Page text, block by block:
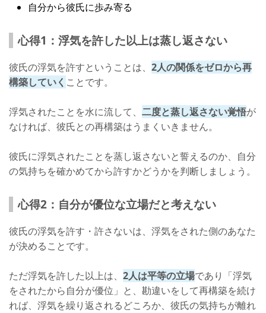
自分から彼氏に歩み寄る
心得1：浮気を許した以上は蒸し返さない
彼氏の浮気を許すということは、 2人の関係をゼロから再
構築していく ことです。
浮気されたことを水に流して、 二度と蒸し返さない覚悟が
なければ、彼氏との再構築はうまくいきません。
彼氏に浮気されたことを蒸し返さないと誓えるのか、自分
の気持ちを確かめてから許すかどうかを判断しましょう。
心得2：自分が優位な立場だと考えない
彼氏の浮気を許す・許さないは、浮気をされた側のあなた
が決めることです。
ただ浮気を許した以上は、 2人は平等の立場であり「浮気
をされたから自分が優位」と、勘違いをして再構築を続け
れば、浮気を繰り返されるどころか、彼氏の気持ちが離れ